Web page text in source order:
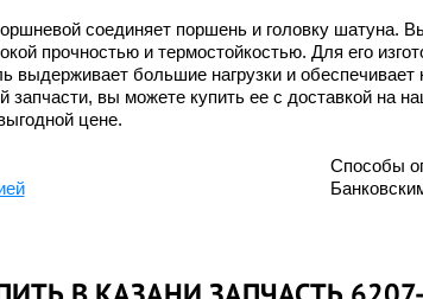
соединяет поршень и головку шатуна.
прочностью и термостойкостью. Для его
выдерживает большие нагрузки и
запчасти, вы можете купить ее с доставкой на
цене.
Способы